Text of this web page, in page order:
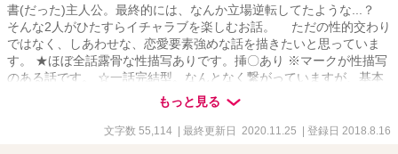
書(だった)主人公。最終的には、なんか立場逆転してたような...？
そんな2人がひたすらイチャラブを楽しむお話。 ただの性的交わり
ではなく、しあわせな、恋愛要素強めな話を描きたいと思っていま
す。 ★ほぼ全話露骨な性描写ありです。挿〇あり ※マークが性描写
のある話です。 ☆一話完結型。なんとなく繋がっていますが、基本
的にどの話から読んでも問題ありません。 ☆本作は「無能と呼ばれ
る二世皇帝の妻になったら、毎日暗殺を仕掛けられて大変です」の
その後のお話です。よろしければ本編(全年齢)もご覧いただけたら嬉
もっと見る
文字数 55,114 | 最終更新日 2020.11.25 | 登録日 2018.8.16